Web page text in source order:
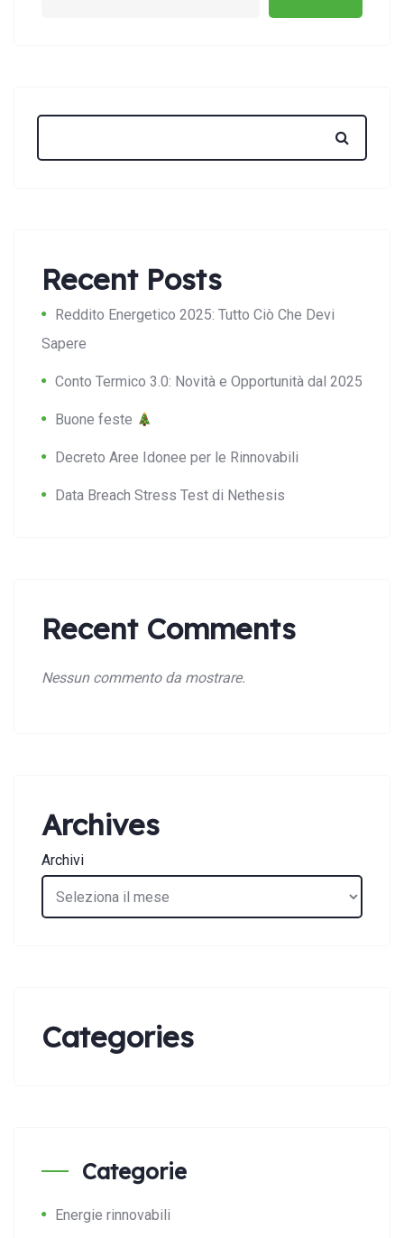
Recent Posts
Reddito Energetico 2025: Tutto Ciò Che Devi
Sapere
Conto Termico 3.0: Novità e Opportunità dal 2025
Buone feste
Decreto Aree Idonee per le Rinnovabili
Data Breach Stress Test di Nethesis
Recent Comments
Nessun commento da mostrare.
Archives
Archivi
Categories
Categorie
Energie rinnovabili